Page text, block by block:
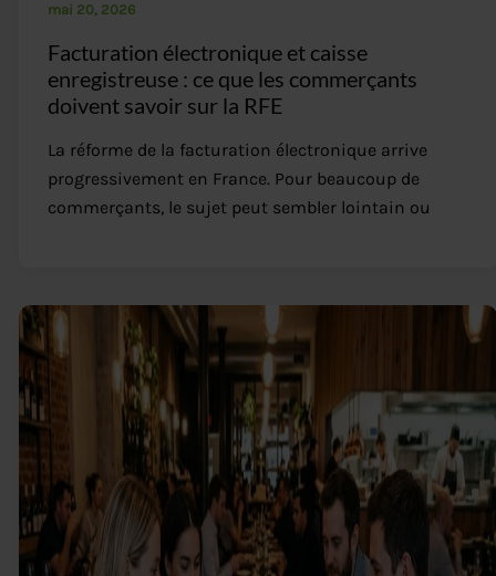
mai 20, 2026
Facturation électronique et caisse
enregistreuse : ce que les commerçants
doivent savoir sur la RFE
La réforme de la facturation électronique arrive
progressivement en France. Pour beaucoup de
commerçants, le sujet peut sembler lointain ou